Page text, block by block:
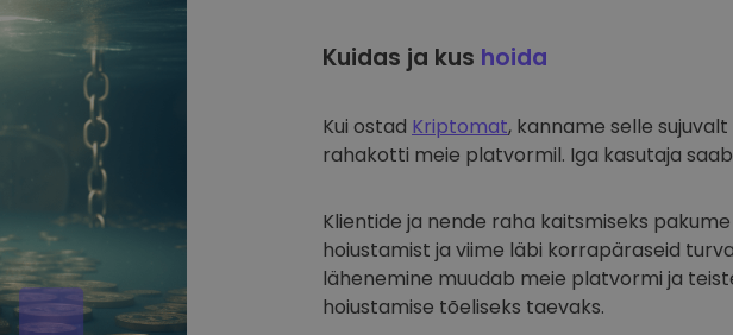
Kuidas ja kus hoida
Kui ostad Kriptomat, kanname selle
rahakotti meie platvormil. Iga kasutaja
Klientide ja nende raha kaitsmiseks
hoiustamist ja viime läbi korrapäraseid
lähenemine muudab meie platvormi ja
hoiustamise tõeliseks taevaks.